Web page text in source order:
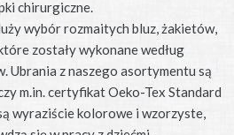
chirurgiczne.
wybór rozmaitych bluz, żakietów,
zostały wykonane według
Ubrania z naszego asortymentu są
m.in. certyfikat Oeko-Tex Standard
wyraziście kolorowe i wzorzyste,